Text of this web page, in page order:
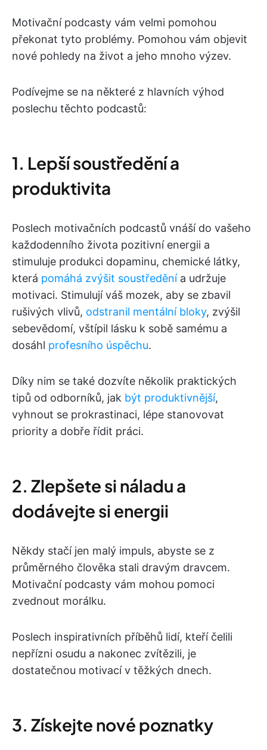
Motivační podcasty vám velmi pomohou
překonat tyto problémy. Pomohou vám objevit
nové pohledy na život a jeho mnoho výzev.
Podívejme se na některé z hlavních výhod
poslechu těchto podcastů:
1. Lepší soustředění a
produktivita
Poslech motivačních podcastů vnáší do vašeho
každodenního života pozitivní energii a
stimuluje produkci dopaminu, chemické látky,
která pomáhá zvýšit soustředěnía udržuje
motivaci. Stimulují váš mozek, aby se zbavil
rušivých vlivů, odstranil mentální bloky, zvýšil
sebevědomí, vštípil lásku k sobě samému a
dosáhl profesního úspěchu.
Díky nim se také dozvíte několik praktických
tipů od odborníků, jak být produktivnější,
vyhnout se prokrastinaci, lépe stanovovat
priority a dobře řídit práci.
2. Zlepšete si náladu a
dodávejte si energii
Někdy stačí jen malý impuls, abyste se z
průměrného člověka stali dravým dravcem.
Motivační podcasty vám mohou pomoci
zvednout morálku.
Poslech inspirativních příběhů lidí, kteří čelili
nepřízni osudu a nakonec zvítězili, je
dostatečnou motivací v těžkých dnech.
3. Získejte nové poznatky